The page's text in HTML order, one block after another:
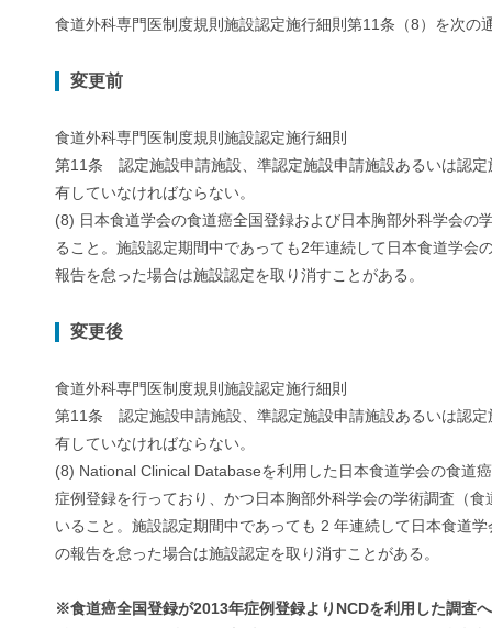
食道外科専門医制度規則施設認定施行細則第11条（8）を次の
変更前
食道外科専門医制度規則施設認定施行細則
第11条 認定施設申請施設、準認定施設申請施設あるいは認
有していなければならない。
(8) 日本食道学会の食道癌全国登録および日本胸部外科学会の
ること。施設認定期間中であっても2年連続して日本食道学
報告を怠った場合は施設認定を取り消すことがある。
変更後
食道外科専門医制度規則施設認定施行細則
第11条 認定施設申請施設、準認定施設申請施設あるいは認
有していなければならない。
(8) National Clinical Databaseを利用した日本食道学会の食道
症例登録を行っており、かつ日本胸部外科学会の学術調査（
いること。施設認定期間中であっても 2 年連続して日本食道
の報告を怠った場合は施設認定を取り消すことがある。
※食道癌全国登録が2013年症例登録よりNCDを利用した調査